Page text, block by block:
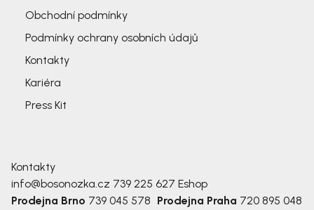
Obchodní podmínky
Podmínky ochrany osobních údajů
Kontakty
Kariéra
Press Kit
Kontakty
info@bosonozka.cz 739 225 627 Eshop
Prodejna Brno 739 045 578 Prodejna Praha 720 895 048